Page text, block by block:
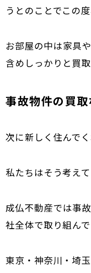
うとのことでこの
お部屋の中は家具
含めしっかりと 買
事故物件の買
次に新しく住んで
私たちはそう考えて
成仏不動産では事
社全体で取り組んで
東京・神奈川・埼